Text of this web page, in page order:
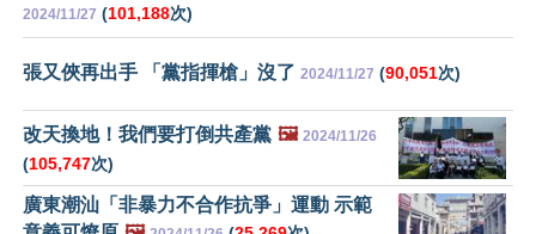
2024/11/27 (101,188次)
張又俠再出手 「黨指揮槍」沒了 2024/11/27 (90,051次)
改天換地！我們要打倒共產黨 🖼️ 2024/11/26
(105,747次)
廣東潮汕「非暴力不合作抗爭」運動 示範